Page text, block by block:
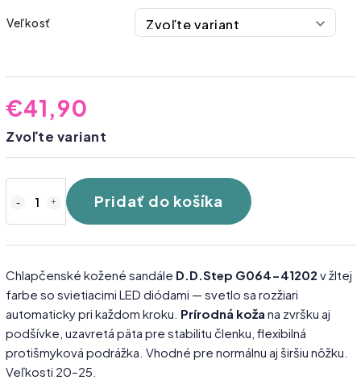
Veľkosť
€41,90
Zvoľte variant
Pridať do košíka
Chlapčenské kožené sandále D.D.Step G064-41202 v žltej
farbe so svietiacimi LED diódami — svetlo sa rozžiari
automaticky pri každom kroku. Prírodná koža na zvršku aj
podšívke, uzavretá päta pre stabilitu členku, flexibilná
protišmyková podrážka. Vhodné pre normálnu aj širšiu nôžku.
Veľkosti 20–25.